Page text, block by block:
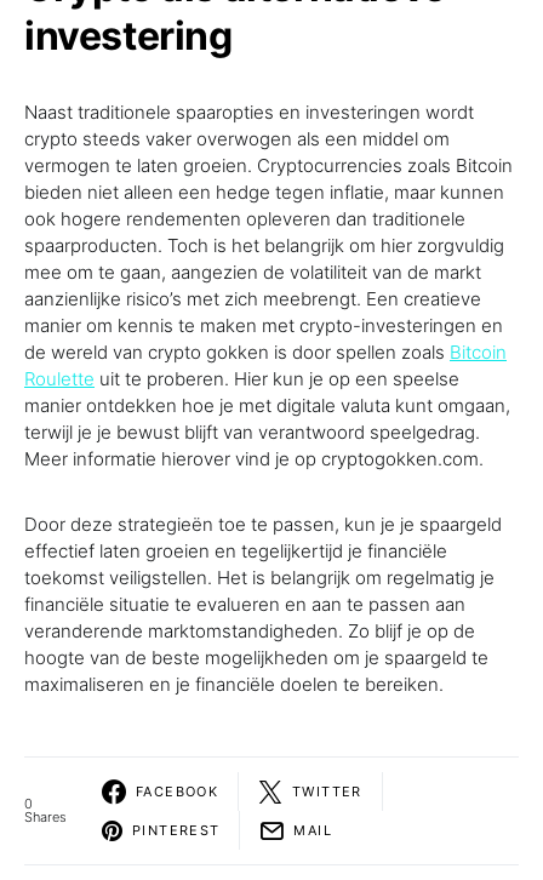
investering
Naast traditionele spaaropties en investeringen wordt
crypto steeds vaker overwogen als een middel om
vermogen te laten groeien. Cryptocurrencies zoals Bitcoin
bieden niet alleen een hedge tegen inflatie, maar kunnen
ook hogere rendementen opleveren dan traditionele
spaarproducten. Toch is het belangrijk om hier zorgvuldig
mee om te gaan, aangezien de volatiliteit van de markt
aanzienlijke risico’s met zich meebrengt. Een creatieve
manier om kennis te maken met crypto-investeringen en
de wereld van crypto gokken is door spellen zoals Bitcoin
Roulette uit te proberen. Hier kun je op een speelse
manier ontdekken hoe je met digitale valuta kunt omgaan,
terwijl je je bewust blijft van verantwoord speelgedrag.
Meer informatie hierover vind je op cryptogokken.com.
Door deze strategieën toe te passen, kun je je spaargeld
effectief laten groeien en tegelijkertijd je financiële
toekomst veiligstellen. Het is belangrijk om regelmatig je
financiële situatie te evalueren en aan te passen aan
veranderende marktomstandigheden. Zo blijf je op de
hoogte van de beste mogelijkheden om je spaargeld te
maximaliseren en je financiële doelen te bereiken.
0
Shares
FACEBOOK TWITTER
PINTEREST MAIL